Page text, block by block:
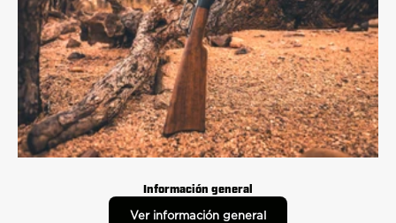
Información general
Ver información general